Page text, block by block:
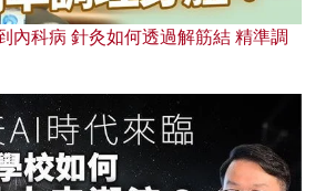
內科病 針灸如何透過解筋結 精準調